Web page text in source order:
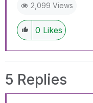
2,099 Views
0 Likes
5 Replies